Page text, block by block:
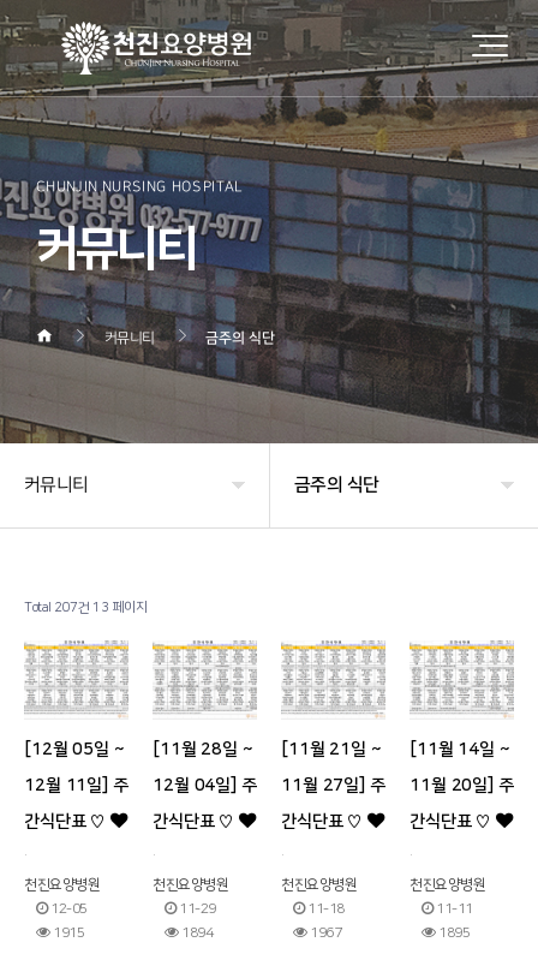
CHUNJIN NURSING HOSPITAL
커뮤니티
커뮤니티 금주의 식단
커뮤니티
시설 둘러보기
진료과목 안내
커뮤니티
기타
금주의 식단
사회복지프로그램
온라인상담
Total 207건 13 페이지
[12월 05일 ~
12월 11일] 주
간식단표 ♡
천진요양병원
12-05
1915
[11월 28일 ~
12월 04일] 주
간식단표 ♡
천진요양병원
11-29
1894
[11월 21일 ~
11월 27일] 주
간식단표 ♡
천진요양병원
11-18
1967
[11월 14일 ~
11월 20일] 주
간식단표 ♡
천진요양병원
11-11
1895